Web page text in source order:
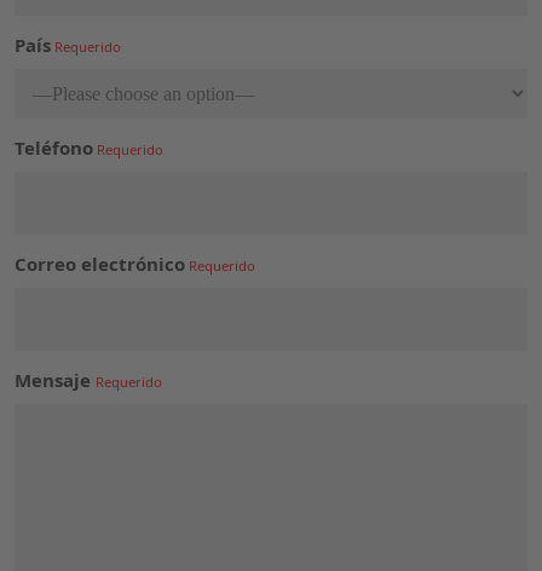
País
Teléfono
Correo electrónico
Mensaje